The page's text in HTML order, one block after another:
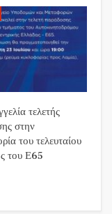
τελετής
στην
του τελευταίου
του Ε65